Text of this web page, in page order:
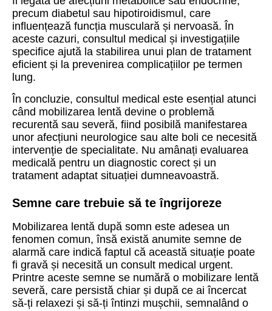
precum diabetul sau hipotiroidismul, care
influențează funcția musculară și nervoasă. În
aceste cazuri, consultul medical și investigațiile
specifice ajută la stabilirea unui plan de tratament
eficient și la prevenirea complicațiilor pe termen
lung.
În concluzie, consultul medical este esențial atunci
când mobilizarea lentă devine o problemă
recurentă sau severă, fiind posibilă manifestarea
unor afecțiuni neurologice sau alte boli ce necesită
intervenție de specialitate. Nu amânați evaluarea
medicală pentru un diagnostic corect și un
tratament adaptat situației dumneavoastră.
Semne care trebuie să te îngrijoreze
Mobilizarea lentă după somn este adesea un
fenomen comun, însă există anumite semne de
alarmă care indică faptul că această situație poate
fi gravă și necesită un consult medical urgent.
Printre aceste semne se numără o mobilizare lentă
severă, care persistă chiar și după ce ai încercat
să-ți relaxezi și să-ți întinzi mușchii, semnalând o